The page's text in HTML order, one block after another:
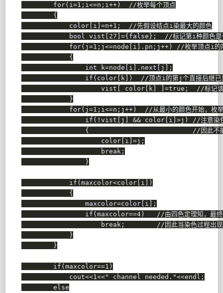
for( i =1 ; i <=n ; i ++)
//枚举每个顶点
{
            color
[ i ] =n+1 ;
//先假设结点i染最大的颜色
bool
vist [ 27 ] ={false} ;
//标记第i种颜色是
for( j =1 ; j <=node [ i ] . pn ; j ++)
//枚举顶点i的
{
int k=node [ i ] . next [ j ] ;
if ( color[ k ] )
//顶点i的第j个直接后继已
                    vist
[ color[ k ] ] =true ;
//标记
}
for( j =1 ; i <=n ; j ++)
//从最小的颜色开始，枚
if ( ! vist [ j ] && color[ i ] >j )
//注意染
{
//因此不
                    color
[ i ] =j ;
break ;
}
if (maxcolor<color[ i ] )
{
                maxcolor
=color[ i ] ;
if (maxcolor==4)
//由四色定理知，最
break ;
//因此当染色过程出
}
}
if (maxcolor==1 )
            cout
<<1 <<" channel needed."<<endl ;
else